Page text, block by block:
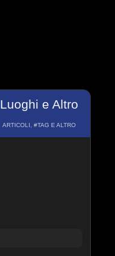
Luoghi e Altro
ARTICOLI, #TAG E ALTRO